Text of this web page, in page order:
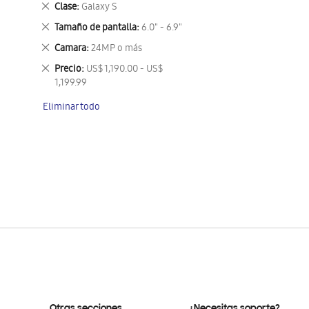
Clase Galaxy S
Eliminar
este
artículo
Tamaño de pantalla 6.0" - 6.9"
Eliminar
este
artículo
Camara 24MP o más
Eliminar
este
artículo
Precio US$ 1,190.00 - US$
1,199.99
Eliminar
este
Eliminar todo